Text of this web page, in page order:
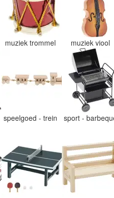
muziek trommel muziek viool
speelgoed - trein sport -